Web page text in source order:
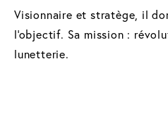
Visionnaire et stratège, il
l'objectif. Sa mission :
lunetterie.